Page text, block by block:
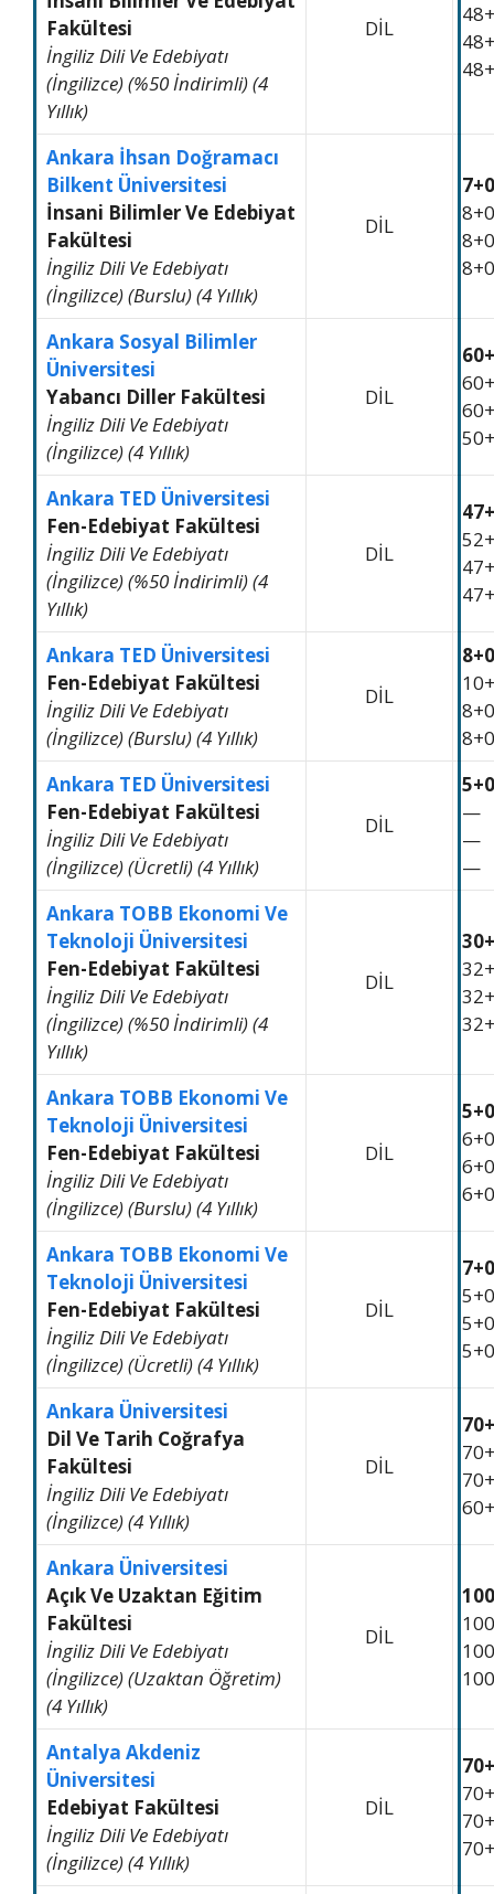
Fakültesi
İngiliz Dili Ve Edebiyatı
(İngilizce) (%50 İndirimli) (4
Yıllık)
DİL
Ankara İhsan Doğramacı
Bilkent Üniversitesi
İnsani Bilimler Ve Edebiyat
Fakültesi
İngiliz Dili Ve Edebiyatı
(İngilizce) (Burslu) (4 Yıllık)
DİL
8+0
8+0
8+0
Ankara Sosyal Bilimler
Üniversitesi
Yabancı Diller Fakültesi
İngiliz Dili Ve Edebiyatı
(İngilizce) (4 Yıllık)
DİL
Ankara TED Üniversitesi
Fen-Edebiyat Fakültesi
İngiliz Dili Ve Edebiyatı
(İngilizce) (%50 İndirimli) (4
Yıllık)
DİL
Ankara TED Üniversitesi
Fen-Edebiyat Fakültesi
İngiliz Dili Ve Edebiyatı
(İngilizce) (Burslu) (4 Yıllık)
DİL
8+0
8+0
Ankara TED Üniversitesi
Fen-Edebiyat Fakültesi
İngiliz Dili Ve Edebiyatı
(İngilizce) (Ücretli) (4 Yıllık)
DİL
—
—
—
Ankara TOBB Ekonomi Ve
Teknoloji Üniversitesi
Fen-Edebiyat Fakültesi
İngiliz Dili Ve Edebiyatı
(İngilizce) (%50 İndirimli) (4
Yıllık)
DİL
Ankara TOBB Ekonomi Ve
Teknoloji Üniversitesi
Fen-Edebiyat Fakültesi
İngiliz Dili Ve Edebiyatı
(İngilizce) (Burslu) (4 Yıllık)
DİL
6+0
6+0
6+0
Ankara TOBB Ekonomi Ve
Teknoloji Üniversitesi
Fen-Edebiyat Fakültesi
İngiliz Dili Ve Edebiyatı
(İngilizce) (Ücretli) (4 Yıllık)
DİL
5+0
5+0
5+0
Ankara Üniversitesi
Dil Ve Tarih Coğrafya
Fakültesi
İngiliz Dili Ve Edebiyatı
(İngilizce) (4 Yıllık)
DİL
Ankara Üniversitesi
Açık Ve Uzaktan Eğitim
Fakültesi
İngiliz Dili Ve Edebiyatı
(İngilizce) (Uzaktan Öğretim)
(4 Yıllık)
DİL
Antalya Akdeniz
Üniversitesi
Edebiyat Fakültesi
İngiliz Dili Ve Edebiyatı
(İngilizce) (4 Yıllık)
DİL